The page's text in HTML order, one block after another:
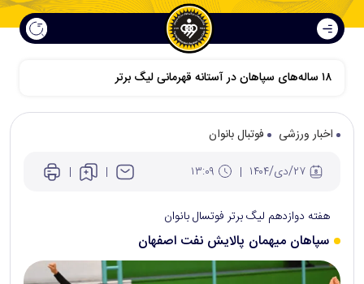
اخبار ورزشی
فوتبال بانوان
هفته دوازدهم لیگ برتر فوتسال بانوان
سپاهان میهمان پالایش نفت اصفهان